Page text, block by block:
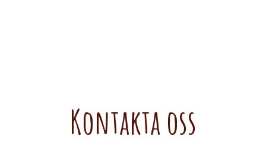
Kontakta oss